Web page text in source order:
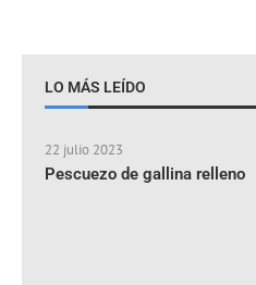
LO MÁS LEÍDO
22 julio 2023
Pescuezo de gallina relleno